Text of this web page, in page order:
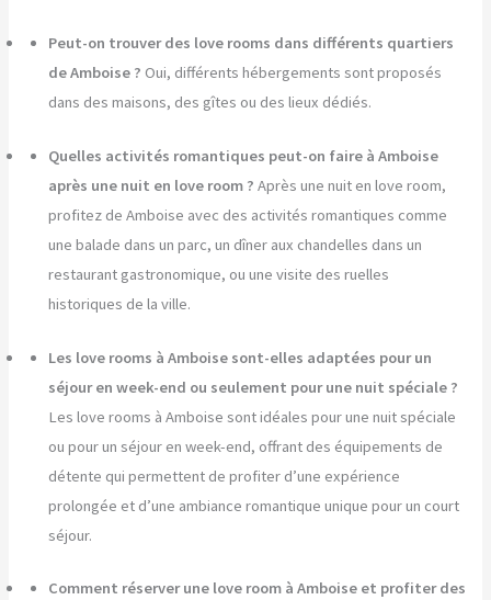
Peut-on trouver des love rooms dans différents quartiers
de Amboise ? Oui, différents hébergements sont proposés
dans des maisons, des gîtes ou des lieux dédiés.
Quelles activités romantiques peut-on faire à Amboise
après une nuit en love room ? Après une nuit en love room,
profitez de Amboise avec des activités romantiques comme
une balade dans un parc, un dîner aux chandelles dans un
restaurant gastronomique, ou une visite des ruelles
historiques de la ville.
Les love rooms à Amboise sont-elles adaptées pour un
séjour en week-end ou seulement pour une nuit spéciale ?
Les love rooms à Amboise sont idéales pour une nuit spéciale
ou pour un séjour en week-end, offrant des équipements de
détente qui permettent de profiter d’une expérience
prolongée et d’une ambiance romantique unique pour un court
séjour.
Comment réserver une love room à Amboise et profiter des